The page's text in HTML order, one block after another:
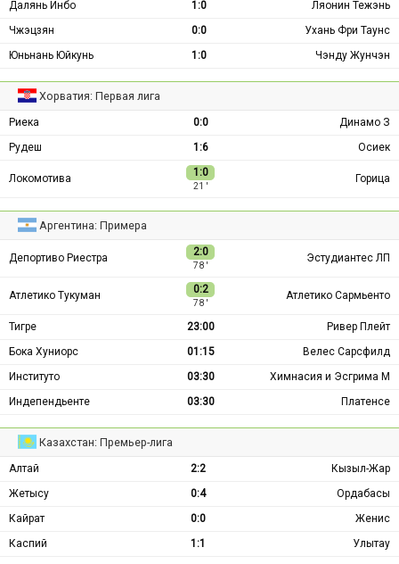
Далянь Инбо
1:0
Ляонин Тежэнь
Чжэцзян
0:0
Ухань Фри Таунс
Юньнань Юйкунь
1:0 Чэнду Жунчэн
Хорватия: Первая лига
Риека 0:0
Динамо З
Рудеш
1:6 Осиек
Локомотива 1:0
21 ′
Горица
Аргентина: Примера
Депортиво Риестра 2:0
78 ′
Эстудиантес ЛП
Атлетико Тукуман 0:2
78 ′
Атлетико Сармьенто
Тигре 23:00
Ривер Плейт
Бока Хуниорс
01:15
Велес Сарсфилд
Институто
03:30
Химнасия и Эсгрима М
Индепендьенте
03:30 Платенсе
Казахстан: Премьер-лига
Алтай 2:2
Кызыл-Жар
Жетысу
0:4
Ордабасы
Кайрат
0:0
Женис
Каспий
1:1 Улытау